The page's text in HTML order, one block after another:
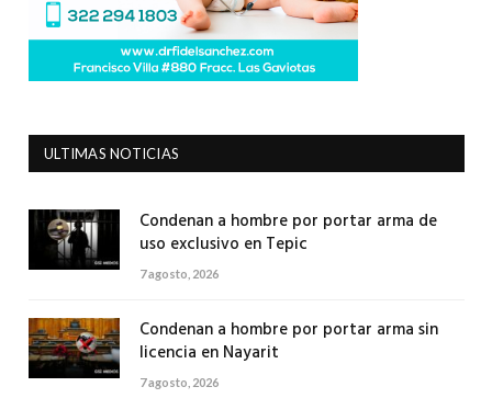
ULTIMAS NOTICIAS
Condenan a hombre por portar arma de
uso exclusivo en Tepic
7 agosto, 2026
Condenan a hombre por portar arma sin
licencia en Nayarit
7 agosto, 2026